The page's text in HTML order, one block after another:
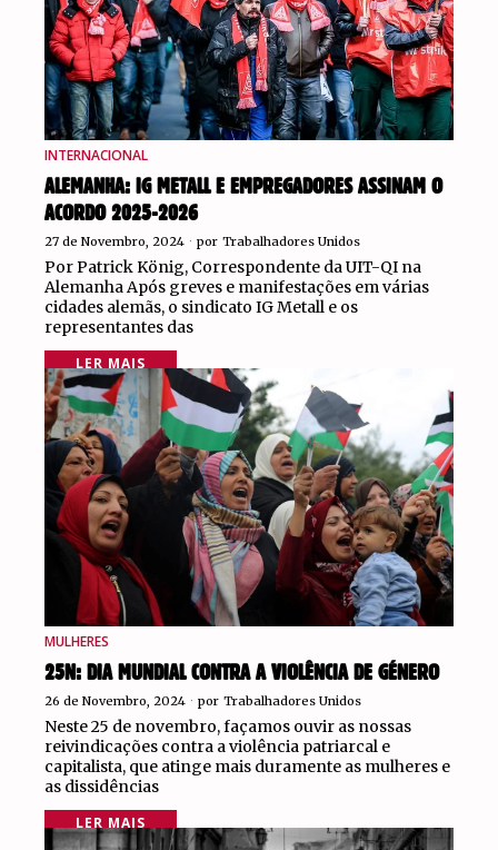
INTERNACIONAL
ALEMANHA: IG METALL E EMPREGADORES ASSINAM O
ACORDO 2025-2026
27 de Novembro, 2024 por Trabalhadores Unidos
Por Patrick König, Correspondente da UIT-QI na
Alemanha Após greves e manifestações em várias
cidades alemãs, o sindicato IG Metall e os
representantes das
LER MAIS
MULHERES
25N: DIA MUNDIAL CONTRA A VIOLÊNCIA DE GÉNERO
26 de Novembro, 2024 por Trabalhadores Unidos
Neste 25 de novembro, façamos ouvir as nossas
reivindicações contra a violência patriarcal e
capitalista, que atinge mais duramente as mulheres e
as dissidências
LER MAIS